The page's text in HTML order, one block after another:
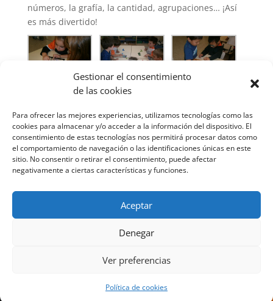
Gestionar el consentimiento
de las cookies
Para ofrecer las mejores experiencias, utilizamos tecnologías como las
cookies para almacenar y/o acceder a la información del dispositivo. El
consentimiento de estas tecnologías nos permitirá procesar datos como
el comportamiento de navegación o las identificaciones únicas en este
sitio. No consentir o retirar el consentimiento, puede afectar
negativamente a ciertas características y funciones.
Aceptar
Denegar
Ver preferencias
Política de cookies
números, la grafía, la cantidad, agrupaciones… ¡Así
es más divertido!
Diseñado por Escuelas Pías Provincia Emaús
Aviso Legal